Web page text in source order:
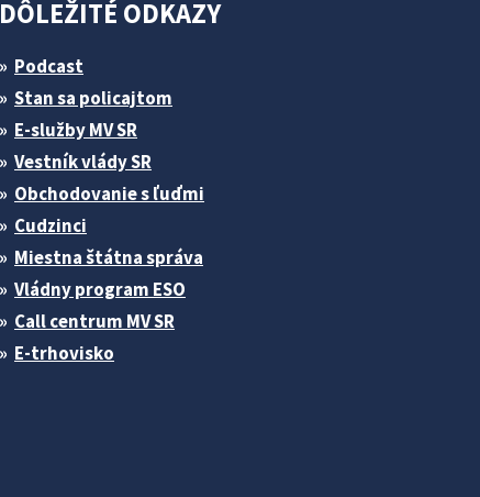
DÔLEŽITÉ ODKAZY
Podcast
Stan sa policajtom
E-služby MV SR
Vestník vlády SR
Obchodovanie s ľuďmi
Cudzinci
Miestna štátna správa
Vládny program ESO
Call centrum MV SR
E-trhovisko